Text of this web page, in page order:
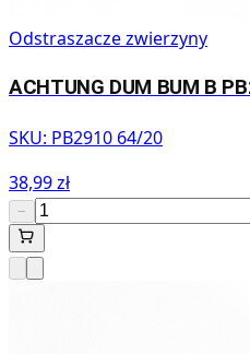
Odstraszacze zwierzyny
ACHTUNG DUM BUM B
SKU: PB2910 64/20
38,99 zł
−